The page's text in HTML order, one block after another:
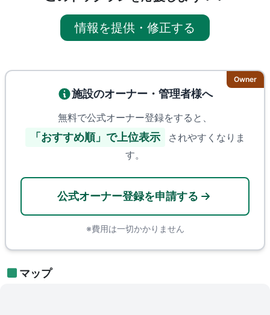
情報を提供・修正する
Owner
施設のオーナー・管理者様へ
無料で公式オーナー登録をすると、
「おすすめ順」で上位表示
されやすくなりま
す。
公式オーナー登録を申請する
※費用は一切かかりません
マップ